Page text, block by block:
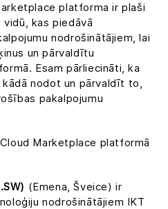
platforma ir plaši
kas piedāvā
nodrošinātājiem, lai
un pārvaldītu
Esam pārliecināti, ka
nodot un pārvaldīt to,
pakalpojumu
Marketplace platformā
(Emena, Šveice) ir
nodrošinātājiem IKT